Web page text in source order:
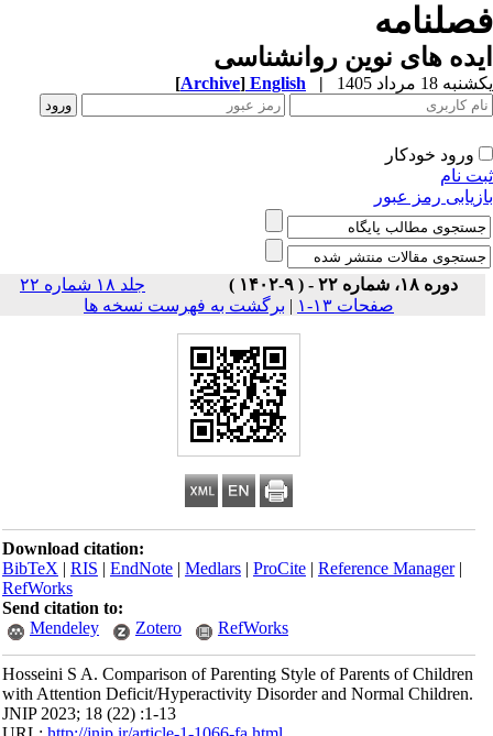
های نوین روانشناسی
18 مرداد 1405 |
English
[Archive]
ورود خودکار
نام
رمز عبور
دوره ۱۸، شماره ۲۲ - ( ۹-۱۴۰۲ )
جلد ۱۸ شماره ۲۲
صفحات ۱۳-۱
| برگشت به فهرست نسخه ها
Download citation:
BibTeX|RIS|EndNote|Medlars|ProCite|Reference Manager
RefWorks
Send citation to:
Mendeley
Zotero RefWorks
Hosseini S A. Comparison of Parenting Style of Parents of Children
with Attention Deficit/Hyperactivity Disorder and Normal Children.
JNIP 2023; 18 (22) :1-13